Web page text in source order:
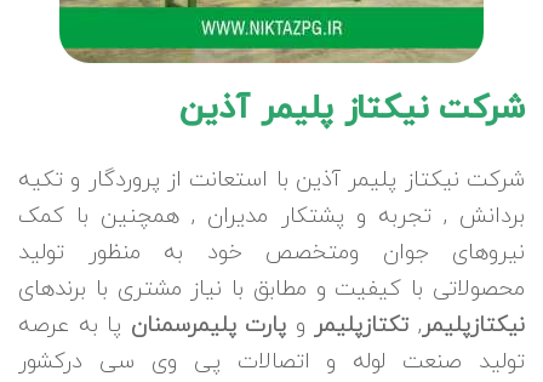
شرکت نیکتاز پلیمر آذین
شرکت نیکتاز پلیمر آذین با استعانت از پروردگار و تکیه
بردانش , تجربه و پشتکار مدیران , همچنین با کمک
نیروهای جوان ومتخصص خود به منظور تولید
محصولاتی با کیفیت و مطابق با نیاز مشتری با برندهای
نیکتازپلیمر,تکتازپلیمر و پارت پلیمرسمنان پا به عرصه
تولید صنعت لوله و اتصالات پی وی سی درکشور